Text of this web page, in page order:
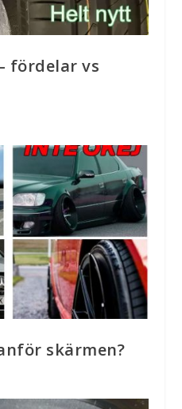
fördelar vs
skärmen?